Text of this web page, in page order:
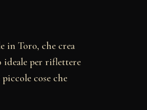
in Toro, che crea
ideale per riflettere
cose che